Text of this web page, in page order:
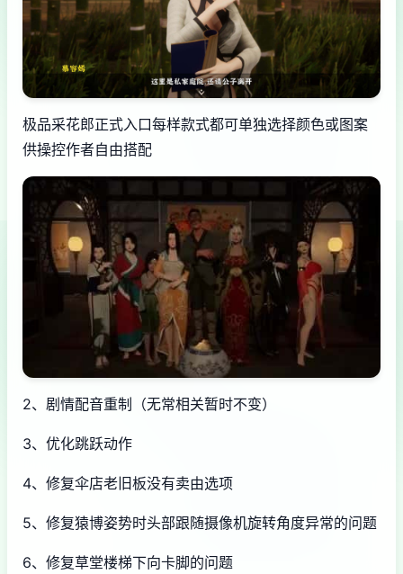
极品采花郎正式入口每样款式都可单独选择颜色或图案
供操控作者自由搭配
2、剧情配音重制（无常相关暂时不变）
3、优化跳跃动作
4、修复伞店老旧板没有卖由选项
5、修复猿博姿势时头部跟随摄像机旋转角度异常的问题
6、修复草堂楼梯下向卡脚的问题